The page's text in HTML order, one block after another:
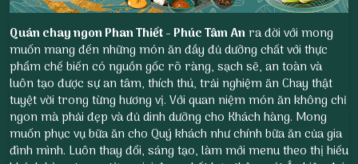
Quán chay ngon Phan Thiết- Phúc Tâm An ra đời với mong
muốn mang đến những món ăn đầy đủ dưỡng chất với thực
phẩm chế biến có nguồn gốc rõ ràng, sạch sẽ, an toàn và
luôn tạo được sự an tâm, thích thú, trải nghiệm ăn Chay thật
tuyệt vời trong từng hương vị. Với quan niệm món ăn không chỉ
ngon mà phải đẹp và đủ dinh dưỡng cho Khách hàng. Mong
muốn phục vụ bữa ăn cho Quý khách như chính bữa ăn của gia
đình mình. Luôn thay đổi, sáng tạo, làm mới menu theo thị hiếu